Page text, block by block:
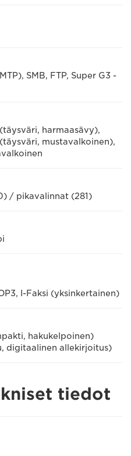
SMB, FTP, Super G3 -
harmaasävy),
mustavalkoinen),
/ pikavalinnat (281)
I-Faksi (yksinkertainen)
hakukelpoinen)
digitaalinen allekirjoitus)
tiedot